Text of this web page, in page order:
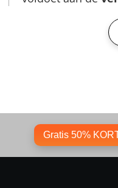
Gratis 50%